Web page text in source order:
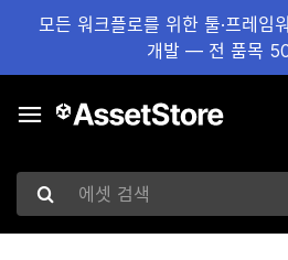
모든 워크플로를 위한 툴·프레임
개발 — 전 품목
에셋 검색